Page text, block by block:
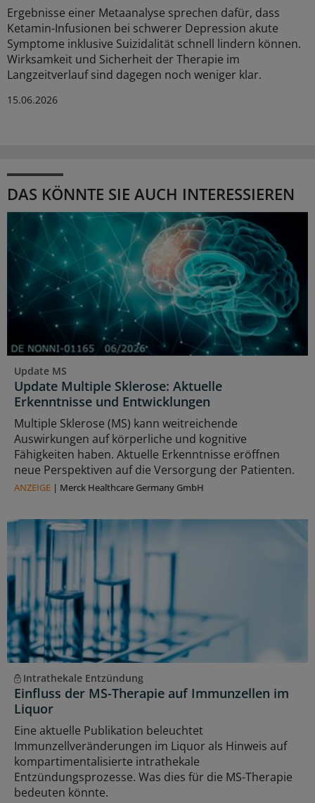
Ergebnisse einer Metaanalyse sprechen dafür, dass
Ketamin-Infusionen bei schwerer Depression akute
Symptome inklusive Suizidalität schnell lindern können.
Wirksamkeit und Sicherheit der Therapie im
Langzeitverlauf sind dagegen noch weniger klar.
15.06.2026
DAS KÖNNTE SIE AUCH INTERESSIEREN
Update MS
Update Multiple Sklerose: Aktuelle
Erkenntnisse und Entwicklungen
Multiple Sklerose (MS) kann weitreichende
Auswirkungen auf körperliche und kognitive
Fähigkeiten haben. Aktuelle Erkenntnisse eröffnen
neue Perspektiven auf die Versorgung der Patienten.
ANZEIGE | Merck Healthcare Germany GmbH
Intrathekale Entzündung
Einfluss der MS-Therapie auf Immunzellen im
Liquor
Eine aktuelle Publikation beleuchtet
Immunzellveränderungen im Liquor als Hinweis auf
kompartimentalisierte intrathekale
Entzündungsprozesse. Was dies für die MS-Therapie
bedeuten könnte.